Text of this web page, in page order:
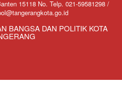
15118 No. Telp. 021-59581298 /
BANGSA DAN POLITIK KOTA